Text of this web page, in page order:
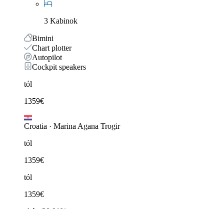
3 Kabinok
Bimini
Chart plotter
Autopilot
Cockpit speakers
tól
1359€
Croatia · Marina Agana Trogir
tól
1359€
tól
1359€